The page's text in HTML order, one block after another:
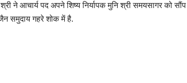
ने आचार्य पद अपने शिष्य निर्यापक मुनि श्री समयसागर को
समुदाय गहरे शोक में है.